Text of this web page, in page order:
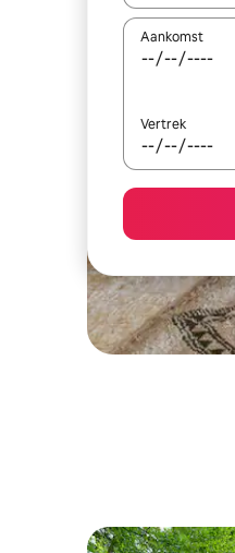
Aankomst
Vertrek